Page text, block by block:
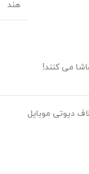
هند
می کنند!
دیوتی موبایل